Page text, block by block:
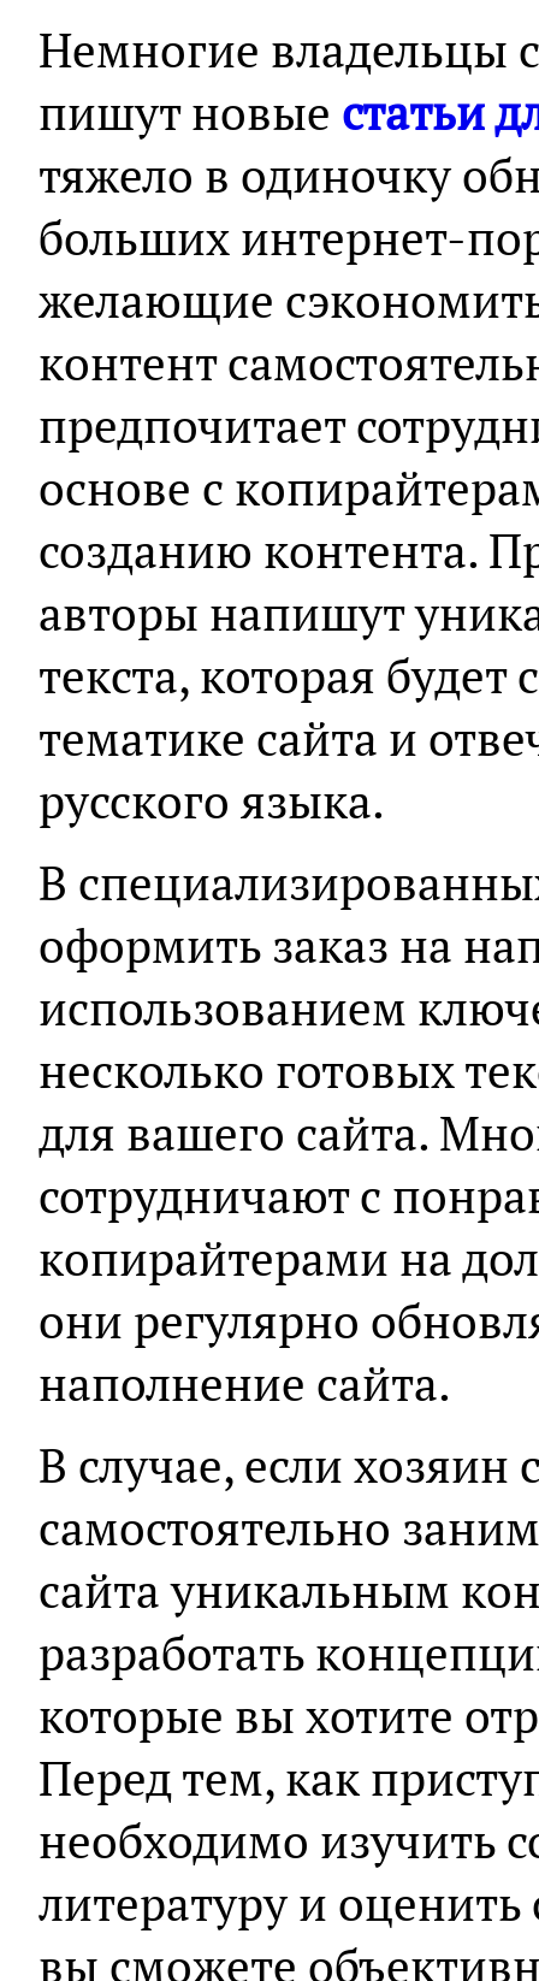
Немногие владельцы
пишут новые статьи
тяжело в одиночку
больших интернет-
желающие
контент
предпочитает
основе с
созданию контента.
авторы напишут
текста, которая будет
тематике сайта и
русского языка.
В
оформить заказ на
использованием
несколько готовых
для вашего сайта.
сотрудничают с
копирайтерами на
они регулярно
наполнение сайта.
В случае, если хозяин
самостоятельно
сайта уникальным
разработать
которые вы хотите
Перед тем, как
необходимо изучить
литературу и
вы сможете